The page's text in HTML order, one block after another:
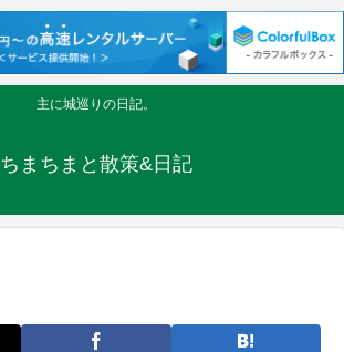
主に城巡りの日記。
ちまちまと散策&日記